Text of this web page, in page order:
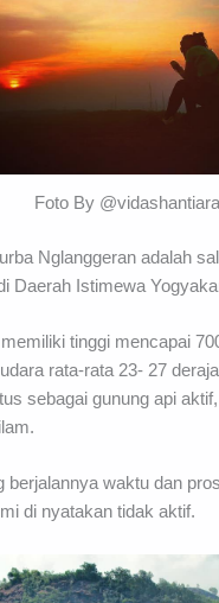
Foto By @vidashantiara_
Nglanggeran adalah
Daerah Istimewa
tinggi mencapai
rata-rata 23- 27
sebagai gunung api
berjalannya waktu dan
di nyatakan tidak aktif.